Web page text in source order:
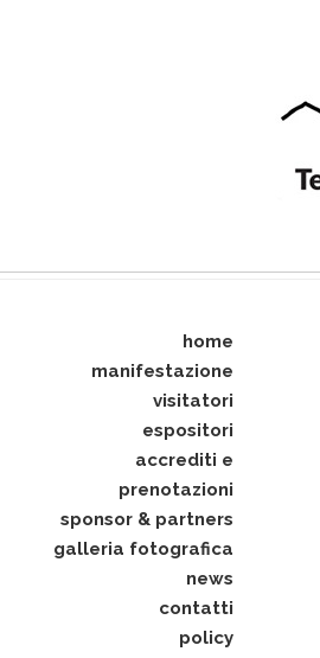
home
manifestazione
visitatori
espositori
accrediti e
prenotazioni
sponsor & partners
galleria fotografica
news
contatti
policy